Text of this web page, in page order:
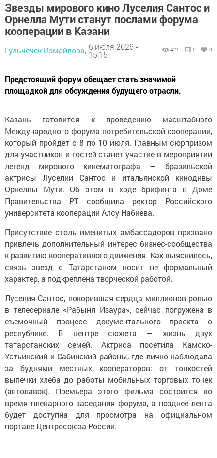
Звезды мирового кино Луселия Сантос и
Орнелла Мути станут послами форума
кооперации в Казани
Гульчечек Измайлова, 6 июля 2026 -
15:15
421 0 0
Предстоящий форум обещает стать значимой
площадкой для обсуждения будущего отрасли.
Казань готовится к проведению масштабного
Международного форума потребительской кооперации,
который пройдет с 8 по 10 июля. Главным сюрпризом
для участников и гостей станет участие в мероприятии
легенд мирового кинематографа — бразильской
актрисы Луселии Сантос и итальянской кинодивы
Орнеллы Мути. Об этом в ходе брифинга в Доме
Правительства РТ сообщила ректор Российского
университета кооперации Алсу Набиева.
Присутствие столь именитых амбассадоров призвано
привлечь дополнительный интерес бизнес-сообщества
к развитию кооперативного движения. Как выяснилось,
связь звезд с Татарстаном носит не формальный
характер, а подкреплена творческой работой.
Луселия Сантос, покорившая сердца миллионов ролью
в телесериале «Рабыня Изаура», сейчас погружена в
съемочный процесс документального проекта о
республике. В центре сюжета — жизнь двух
татарстанских семей. Актриса посетила Камско-
Устьинский и Сабинский районы, где лично наблюдала
за буднями местных кооператоров: от тонкостей
выпечки хлеба до работы мобильных торговых точек
(автолавок). Премьера этого фильма состоится во
время пленарного заседания форума, а позднее лента
будет доступна для просмотра на официальном
портале Центросоюза России.